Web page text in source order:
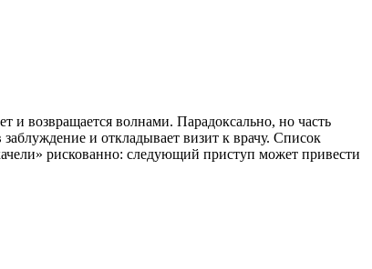
и возвращается волнами. Парадоксально, но часть
и откладывает визит к врачу. Список
рискованно: следующий приступ может привести